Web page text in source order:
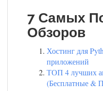
7 Самых
Обзоров
Хостинг для
приложений
ТОП 4 лучших
(Бесплатные &